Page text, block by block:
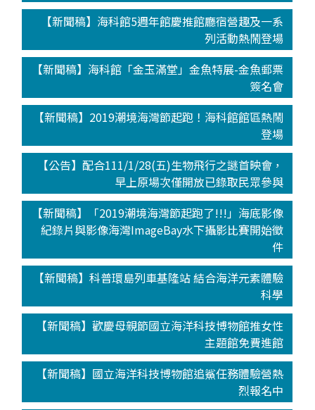
【新聞稿】海科館5週年館慶推館廳宿營趣及一系
列活動熱鬧登場
【新聞稿】海科館「金玉滿堂」金魚特展-金魚郵票
簽名會
【新聞稿】2019潮境海灣節起跑！海科館館區熱鬧
登場
【公告】配合111/1/28(五)生物飛行之謎首映會，
早上原場次僅開放已錄取民眾參與
【新聞稿】「2019潮境海灣節起跑了!!!」海底影像
紀錄片與影像海灣ImageBay水下攝影比賽開始徵
件
【新聞稿】科普環島列車基隆站 結合海洋元素體驗
科學
【新聞稿】歡慶母親節國立海洋科技博物館推女性
主題館免費進館
【新聞稿】國立海洋科技博物館追鯊任務體驗營熱
烈報名中